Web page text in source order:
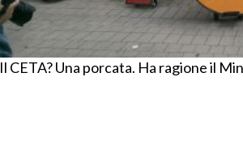
Il CETA? Una porcata. Ha ragione il